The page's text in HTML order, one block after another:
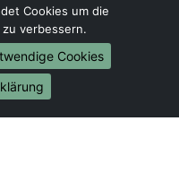
nach Bonn
nach Münster
nach Brasilien
nach Brunei
Cookies um die
verbessern.
Cookies